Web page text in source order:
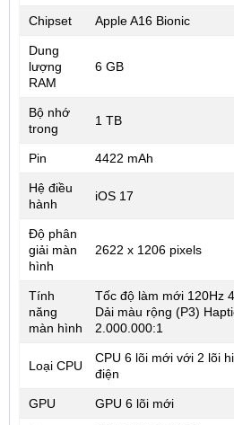
Chipset Apple A16 Bionic
Dung
lượng
RAM
6 GB
Bộ nhớ
trong
1 TB
Pin 4422 mAh
Hệ điều
hành
iOS 17
Độ phân
giải màn
hình
2622 x 1206 pixels
Tính
năng
màn hình
Tốc độ làm mới 120Hz
Dải màu rộng (P3)
2.000.000:1
Loại CPU
CPU 6 lõi mới với 2 lõi
điện
GPU GPU 6 lõi mới